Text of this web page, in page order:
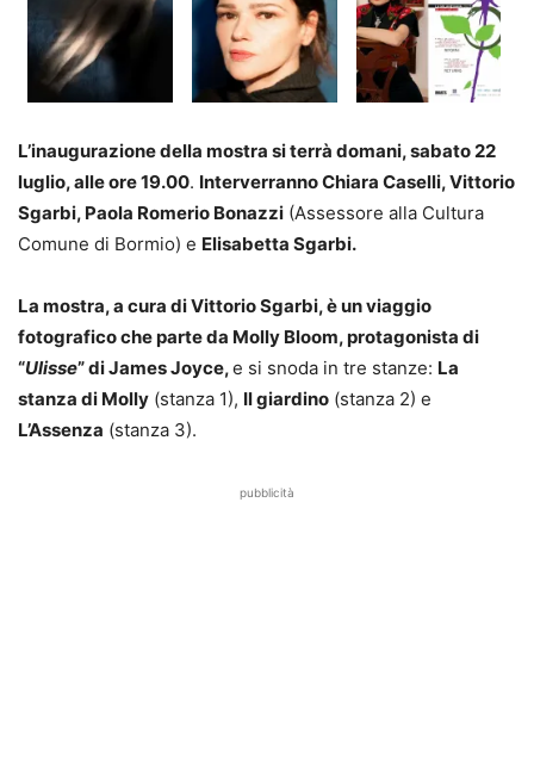
L’inaugurazione della mostra si terrà domani, sabato 22
luglio, alle ore 19.00. Interverranno Chiara Caselli, Vittorio
Sgarbi, Paola Romerio Bonazzi (Assessore alla Cultura
Comune di Bormio) e Elisabetta Sgarbi.
La mostra, a cura di Vittorio Sgarbi, è un viaggio
fotografico che parte da Molly Bloom, protagonista di
“Ulisse” di James Joyce,e si snoda in tre stanze: La
stanza di Molly (stanza 1), Il giardino (stanza 2) e
L’Assenza (stanza 3).
pubblicità